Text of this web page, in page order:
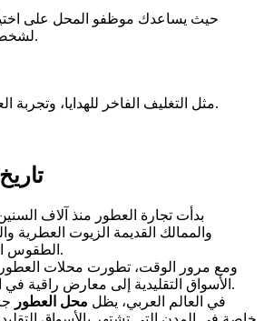
حيث يساعدك موظفو المحل على
لشخصيتك ونمط حياتك.
مثل التغليف الفاخر للهدايا، وتجربة العطور قبل الشراء.
بدأت تجارة العطور منذ آلاف
والممالك القديمة الزيوت العطرية
الطقوس الدينية والزينة الشخصية.
ومع مرور الوقت، تطورت محلات
الأسواق التقليدية إلى معارض راقية في المراكز التجارية الفخمة.
في العالم العربي، يظل محل العطور